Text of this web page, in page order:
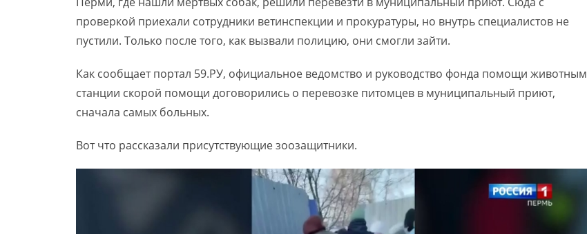
проверкой приехали сотрудники ветинспекции и прокуратуры, но внутрь специалистов не
пустили. Только после того, как вызвали полицию, они смогли зайти.
Как сообщает портал 59.РУ, официальное ведомство и руководство фонда помощи животным
станции скорой помощи договорились о перевозке питомцев в муниципальный приют,
сначала самых больных.
Вот что рассказали присутствующие зоозащитники.